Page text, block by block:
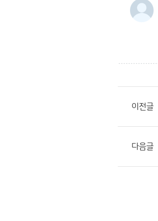
이전글
다음글